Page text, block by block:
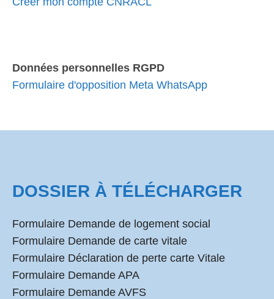
Données personnelles RGPD
Formulaire d'opposition Meta WhatsApp
DOSSIER À TÉLÉCHARGER
Formulaire Demande de logement social
Formulaire Demande de carte vitale
Formulaire Déclaration de perte carte Vitale
Formulaire Demande APA
Formulaire Demande AVFS